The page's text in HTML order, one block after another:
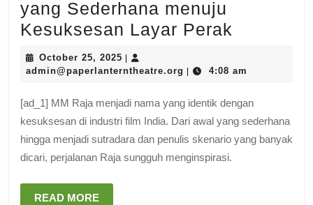
yang Sederhana menuju
Kesuksesan Layar Perak
Awal
yang
October 25, 2025 October
25,
admin@paperlanterntheatre.org 4:08 am
[ad_1] MM Raja menjadi nama yang identik dengan
kesuksesan di industri film India. Dari awal yang sederhana
hingga menjadi sutradara dan penulis skenario yang banyak
dicari, perjalanan Raja sungguh menginspirasi.
READ MOREREAD